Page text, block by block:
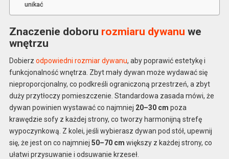
unikać
Znaczenie doboru rozmiaru dywanu we
wnętrzu
Dobierz odpowiedni rozmiar dywanu, aby poprawić estetykę i
funkcjonalność wnętrza. Zbyt mały dywan może wydawać się
nieproporcjonalny, co podkreśli ograniczoną przestrzeń, a zbyt
duży przytłoczy pomieszczenie. Standardowa zasada mówi, że
dywan powinien wystawać co najmniej 20–30 cm poza
krawędzie sofy z każdej strony, co tworzy harmonijną strefę
wypoczynkową. Z kolei, jeśli wybierasz dywan pod stół, upewnij
się, że jest on co najmniej 50–70 cm większy z każdej strony, co
ułatwi przysuwanie i odsuwanie krzeseł.